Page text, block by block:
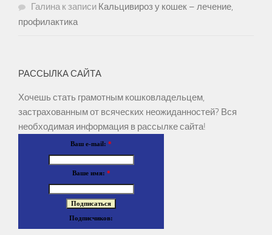
Галинак записи Кальцивироз у кошек – лечение,
профилактика
РАССЫЛКА САЙТА
Хочешь стать грамотным кошковладельцем,
застрахованным от всяческих неожиданностей? Вся
необходимая информация в рассылке сайта!
Ваш e-mail: *
Ваше имя: *
Подписчиков: